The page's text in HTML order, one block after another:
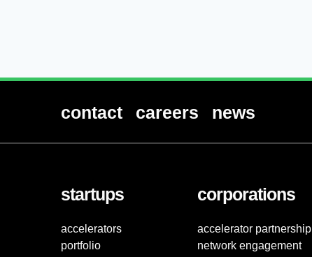
contact careers news
startups
accelerators
portfolio
corporations
accelerator partnership
network engagement